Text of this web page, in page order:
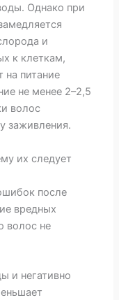
Однако при
и
к клеткам,
на питание
не менее 2–2,5
волос
заживления.
их следует
после
вредных
волос не
и негативно